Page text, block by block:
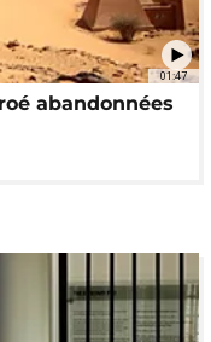
01:47
abandonnées